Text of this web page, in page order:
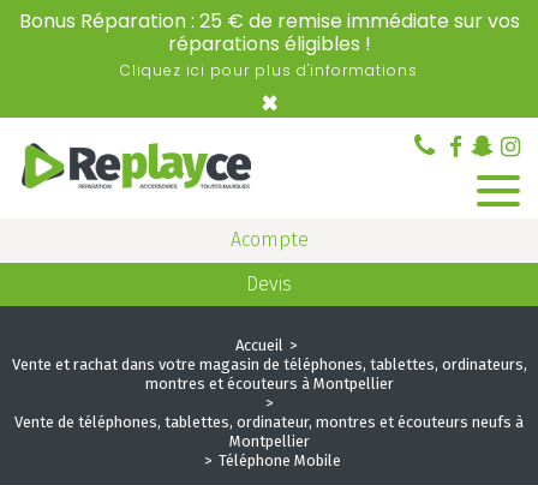
Bonus Réparation : 25 € de remise immédiate sur vos
réparations éligibles !
Cliquez ici pour plus d'informations
×
Acompte
Devis
Accueil
Vente et rachat dans votre magasin de téléphones, tablettes, ordinateurs,
montres et écouteurs à Montpellier
Vente de téléphones, tablettes, ordinateur, montres et écouteurs neufs à
Montpellier
Téléphone Mobile